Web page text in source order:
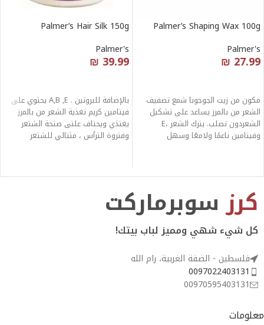
Palmer’s Shaping Wax 100g
Palmer's
₪ 27.99
مكون من زيت الجوجوبا شمع تصفيف
الشعر من بالمرز يساعد على تشكيل
الشعردون تصلب. يترك الشعر ،E
وفيتامين ناعمًا ولامعًا وسهل
Palmer’s Hair Silk 150g
Palmer's
₪ 39.99
بالإضافة للبروتين . A,B ,E يحتوي على
فيتامين كريم تغذية الشعر من بالمرز
يغتذي ويحتاف علتى صتحة الشتعر
وفتروة الترأس ، مثتالي للشتعر
كرز سوبرماركت
كل شيء شهي ومميز لباب بيتك!
فلسطين - الضفة الغربية، رام الله
0097022403131
00970595403131
معلومات